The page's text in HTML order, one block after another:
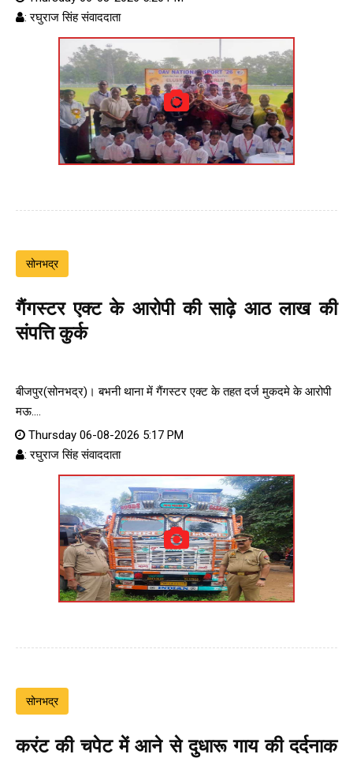
: रघुराज सिंह संवाददाता
सोनभद्र
गैंगस्टर एक्ट के आरोपी की साढ़े आठ लाख की
संपत्ति कुर्क
बीजपुर(सोनभद्र)। बभनी थाना में गैंगस्टर एक्ट के तहत दर्ज मुकदमे के आरोपी
मऊ....
Thursday 06-08-2026 5:17 PM
: रघुराज सिंह संवाददाता
सोनभद्र
करंट की चपेट में आने से दुधारू गाय की दर्दनाक